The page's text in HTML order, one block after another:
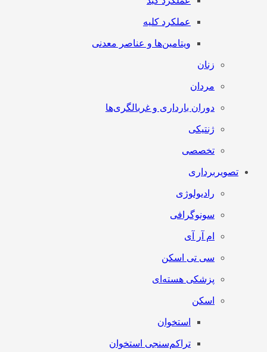
عملکرد کلیه
ویتامین‌ها و عناصر معدنی
زنان
مردان
دوران بارداری و غربالگری‌ها
ژنتیکی
تخصصی
تصویربرداری
رادیولوژی
سونوگرافی
ام آر آی
سی تی اسکن
پزشکی هسته‌ای
اسکن
استخوان
تراکم‌سنجی استخوان